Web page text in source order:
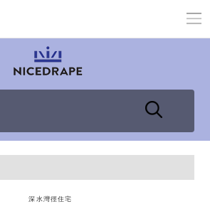
深水灣徑住宅